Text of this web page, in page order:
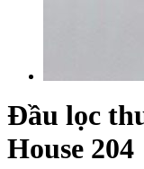
Đầu lọc
House 204